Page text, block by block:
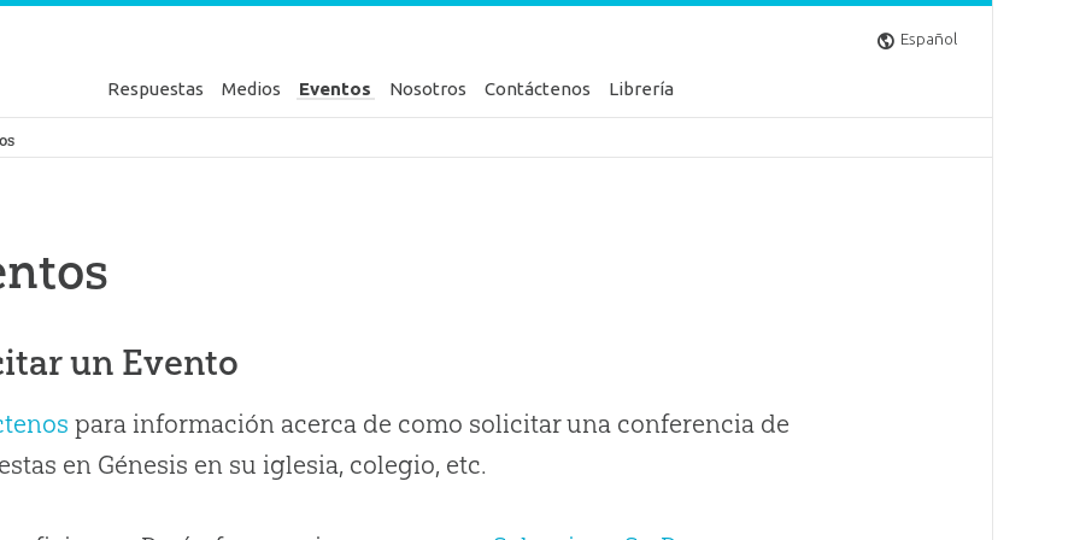
Español
Respuestas Medios Eventos Nosotros Contáctenos Librería
Génesis
un Evento
para información acerca de como solicitar una conferencia de
en Génesis en su iglesia, colegio, etc.